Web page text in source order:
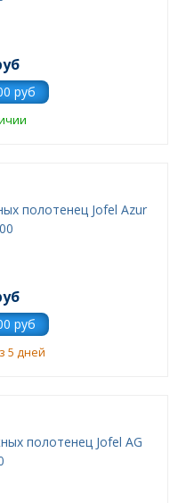
полотенец Jofel Azur
5 дней
полотенец Jofel AG